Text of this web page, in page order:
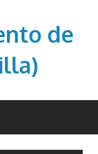
de